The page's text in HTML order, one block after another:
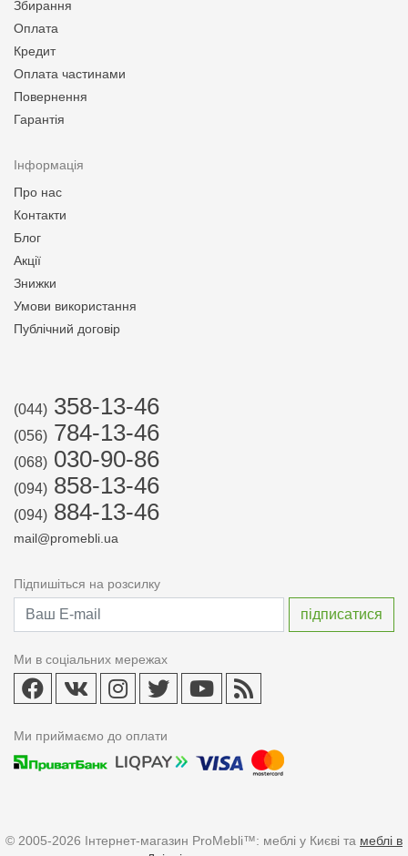
Збирання
Оплата
Кредит
Оплата частинами
Повернення
Гарантія
Інформація
Про нас
Контакти
Блог
Акції
Знижки
Умови використання
Публічний договір
(044) 358-13-46
(056) 784-13-46
(068) 030-90-86
(094) 858-13-46
(094) 884-13-46
mail@promebli.ua
Підпишіться на розсилку
Ми в соціальних мережах
Ми приймаємо до оплати
© 2005-2026 Інтернет-магазин ProMebli™: меблі у Києві та меблі в